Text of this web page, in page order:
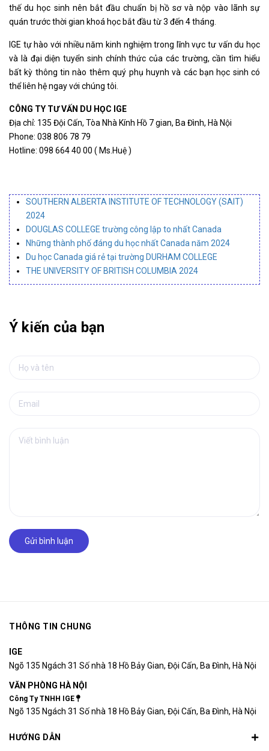
thế du học sinh nên bắt đầu chuẩn bị hồ sơ và nộp vào lãnh sự
quán trước thời gian khoá học bắt đầu từ 3 đến 4 tháng.
IGE tự hào với nhiều năm kinh nghiệm trong lĩnh vực tư vấn du học
và là đại diện tuyển sinh chính thức của các trường, cần tìm hiểu
bất kỳ thông tin nào thêm quý phụ huynh và các bạn học sinh có
thể liên hệ ngay với chúng tôi.
CÔNG TY TƯ VẤN DU HỌC IGE
Địa chỉ: 135 Đội Cấn, Tòa Nhà Kính Hồ 7 gian, Ba Đình, Hà Nội
Phone: 038 806 78 79
Hotline: 098 664 40 00 ( Ms.Huệ )
SOUTHERN ALBERTA INSTITUTE OF TECHNOLOGY (SAIT)
2024
DOUGLAS COLLEGE trường công lập to nhất Canada
Những thành phố đáng du học nhất Canada năm 2024
Du học Canada giá rẻ tại trường DURHAM COLLEGE
THE UNIVERSITY OF BRITISH COLUMBIA 2024
Ý kiến của bạn
Gửi bình luận
THÔNG TIN CHUNG
IGE
Ngõ 135 Ngách 31 Số nhà 18 Hồ Bảy Gian, Đội Cấn, Ba Đình, Hà Nội
VĂN PHÒNG HÀ NỘI
Công Ty TNHH IGE
Ngõ 135 Ngách 31 Số nhà 18 Hồ Bảy Gian, Đội Cấn, Ba Đình, Hà Nội
HƯỚNG DẪN